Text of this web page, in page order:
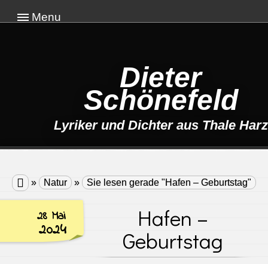
Menu
Dieter
Schönefeld
Lyriker und Dichter aus Thale Harz
 » Natur » Sie lesen gerade "Hafen – Geburtstag"
28 Mai
2024
Hafen –
Geburtstag